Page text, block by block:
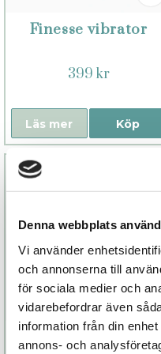
Denna webbplats
Vi använder
och annonserna till
för sociala medier och
vidarebefordrar även
information från din
annons- och
Finesse vibrator
399 kr
Köp
Läs mer
Twitch III